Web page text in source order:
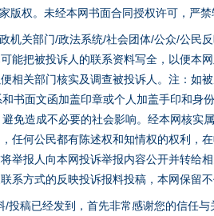
版权。未经本网书面合同授权许可，严
机关部门/政法系统/社会团体/公众/公民
能把被投诉人的联系资料写全，以便本
相关部门核实及调查被投诉人。注：如
书面文函加盖印章或个人加盖手印和
免造成不必要的社会影响。经本网核实
任何公民都有陈述权和知情权的权利，
举报人向本网投诉举报内容公开并转给
系方式的反映投诉报料投稿，本网保留
/投稿已经发到，首先非常感谢您的信任